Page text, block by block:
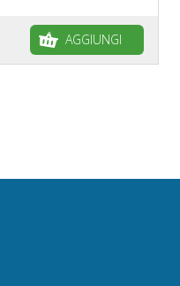
AGGIUNGI